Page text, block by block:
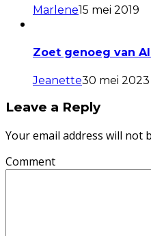
Marlene15 mei 2019
Zoet genoeg van
Jeanette30 mei 2023
Leave a Reply
Your email address will not
Comment